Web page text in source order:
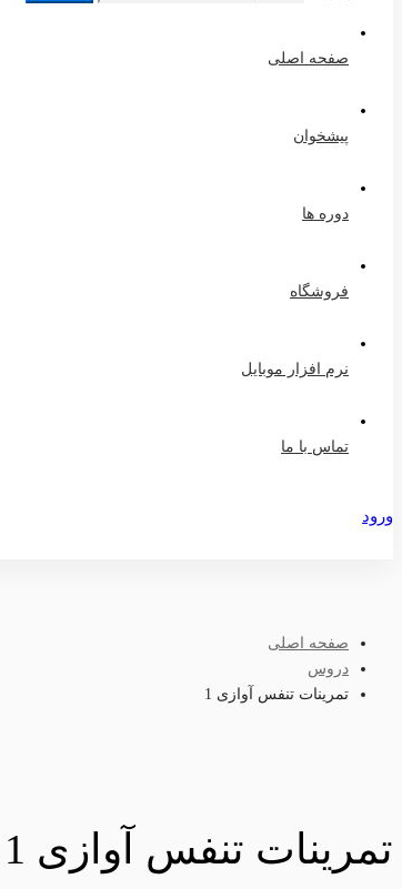
صفحه اصلی
پیشخوان
دوره ها
فروشگاه
نرم افزار موبایل
تماس با ما
ورود
صفحه اصلی
دروس
تمرینات تنفس آوازی 1
تمرینات تنفس آوازی 1